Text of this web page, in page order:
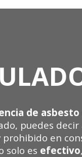
de
puedes
prohibido en
solo es efectivo